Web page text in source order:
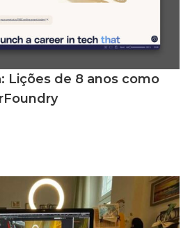
Lições de 8 anos como